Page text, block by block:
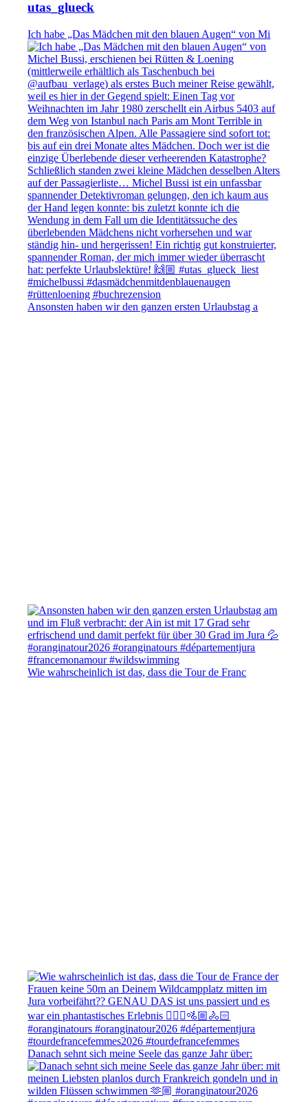
utas_glueck
Ich habe „Das Mädchen mit den blauen Augen“ von Mi
Ansonsten haben wir den ganzen ersten Urlaubstag a
Wie wahrscheinlich ist das, dass die Tour de Franc
Danach sehnt sich meine Seele das ganze Jahr über: